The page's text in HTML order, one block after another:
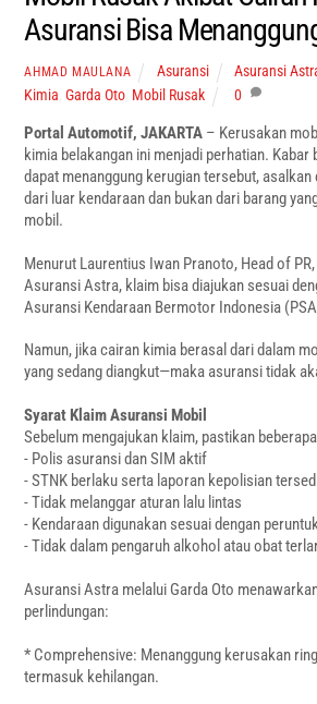
Asuransi Bisa
AHMAD MAULANA Asuransi Asuransi
Kimia ,Garda Oto Mobil Rusak 0
Portal Automotif, JAKARTA – Kerusakan
kimia belakangan ini menjadi perhatian. Kabar
dapat menanggung kerugian tersebut, asalkan
dari luar kendaraan dan bukan dari barang
mobil.
‎Menurut Laurentius Iwan Pranoto, Head of
Asuransi Astra, klaim bisa diajukan sesuai
Asuransi Kendaraan Bermotor Indonesia
Namun, jika cairan kimia berasal dari dalam
yang sedang diangkut—maka asuransi tidak
‎Syarat Klaim Asuransi Mobil
‎Sebelum mengajukan klaim, pastikan
‎- Polis asuransi dan SIM aktif
‎- STNK berlaku serta laporan kepolisian
‎- Tidak melanggar aturan lalu lintas
‎- Kendaraan digunakan sesuai dengan
‎- Tidak dalam pengaruh alkohol atau obat
‎Asuransi Astra melalui Garda Oto
perlindungan:
‎* Comprehensive: Menanggung kerusakan
termasuk kehilangan.